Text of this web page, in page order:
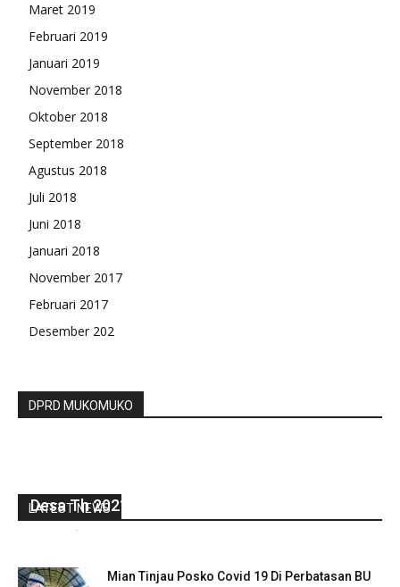
Maret 2019
Februari 2019
Januari 2019
November 2018
Oktober 2018
September 2018
Agustus 2018
Juli 2018
Juni 2018
Januari 2018
November 2017
Februari 2017
Desember 202
DPRD MUKOMUKO
LATEST NEWS
Desa Th 2021
-
Mian Tinjau Posko Covid 19 Di Perbatasan BU